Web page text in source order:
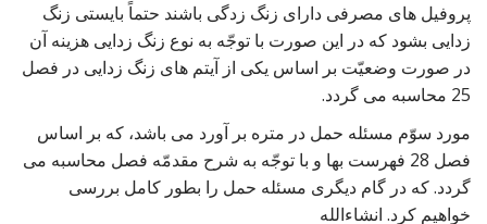
پروفیل های مصرفی دارای زنگ زدگی باشند حتماً بایستی زنگ
زدایی بشود که در این صورت با توجّه به نوع زنگ زدایی هزینه آن
در صورت وضعیّت بر اساس یکی از آیتم های زنگ زدایی در فصل
25 محاسبه می گردد.
مورد سوّم مسئله حمل در متره بر آورد می باشد، که بر اساس
فصل 28 فهرست بها و با توجّه به شرح مقدمّه فصل محاسبه می
گردد. که در گام دیگری مسئله حمل را بطور کامل بررسی
خواهیم کرد. انشاءالله